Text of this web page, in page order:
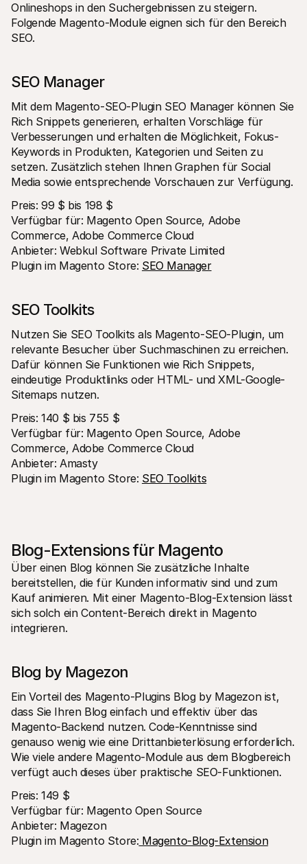
Onlineshops in den Suchergebnissen zu steigern.
Folgende Magento-Module eignen sich für den Bereich
SEO.
SEO Manager
Mit dem Magento-SEO-Plugin SEO Manager können Sie
Rich Snippets generieren, erhalten Vorschläge für
Verbesserungen und erhalten die Möglichkeit, Fokus-
Keywords in Produkten, Kategorien und Seiten zu
setzen. Zusätzlich stehen Ihnen Graphen für Social
Media sowie entsprechende Vorschauen zur Verfügung.
Preis: 99 $ bis 198 $
Verfügbar für: Magento Open Source, Adobe
Commerce, Adobe Commerce Cloud
Anbieter: Webkul Software Private Limited
Plugin im Magento Store: SEO Manager
SEO Toolkits
Nutzen Sie SEO Toolkits als Magento-SEO-Plugin, um
relevante Besucher über Suchmaschinen zu erreichen.
Dafür können Sie Funktionen wie Rich Snippets,
eindeutige Produktlinks oder HTML- und XML-Google-
Sitemaps nutzen.
Preis: 140 $ bis 755 $
Verfügbar für: Magento Open Source, Adobe
Commerce, Adobe Commerce Cloud
Anbieter: Amasty
Plugin im Magento Store: SEO Toolkits
Blog-Extensions für Magento
Über einen Blog können Sie zusätzliche Inhalte
bereitstellen, die für Kunden informativ sind und zum
Kauf animieren. Mit einer Magento-Blog-Extension lässt
sich solch ein Content-Bereich direkt in Magento
integrieren.
Blog by Magezon
Ein Vorteil des Magento-Plugins Blog by Magezon ist,
dass Sie Ihren Blog einfach und effektiv über das
Magento-Backend nutzen. Code-Kenntnisse sind
genauso wenig wie eine Drittanbieterlösung erforderlich.
Wie viele andere Magento-Module aus dem Blogbereich
verfügt auch dieses über praktische SEO-Funktionen.
Preis: 149 $
Verfügbar für: Magento Open Source
Anbieter: Magezon
Plugin im Magento Store: Magento-Blog-Extension